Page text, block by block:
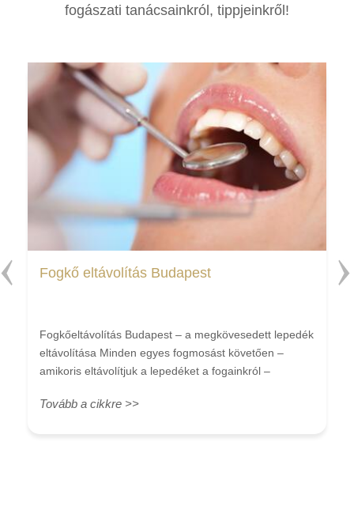
fogászati tanácsainkról, tippjeinkről!
Fogkő eltávolítás Budapest
Fogkőeltávolítás Budapest – a megkövesedett lepedék
eltávolítása Minden egyes fogmosást követően –
amikoris eltávolítjuk a lepedéket a fogainkról –
azonban alaposan fogat, aligha minden
Tovább a cikkre >>